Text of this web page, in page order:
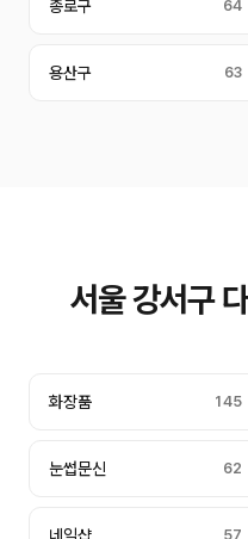
종로구 64
용산구 63
서울 강서구
화장품 145
눈썹문신 62
57